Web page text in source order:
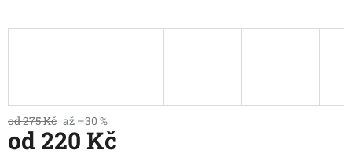
od 275 Kč až –30 %
od 220 Kč